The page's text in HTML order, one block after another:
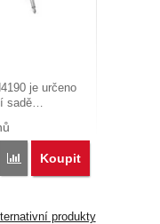
je určeno
sadě…
Porovnat
Koupit
produkty